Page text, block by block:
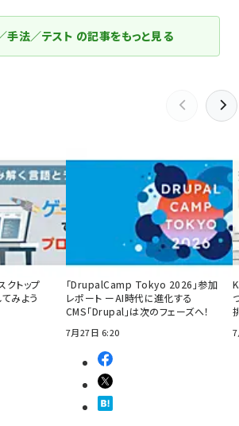
手法／テスト の記事をもっと見る
クトップ
みよう
「DrupalCamp Tokyo 2026」参加
レポート ーAI時代に進化する
CMS「Drupal」は次のフェーズへ！
7月27日 6:20